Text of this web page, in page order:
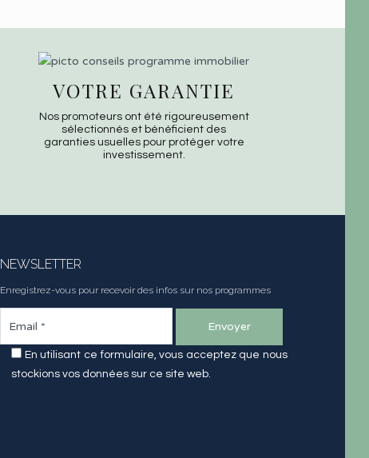
VOTRE GARANTIE
Nos promoteurs ont été rigoureusement
sélectionnés et bénéficient des
garanties usuelles pour protéger votre
investissement.
NEWSLETTER
Enregistrez-vous pour recevoir des infos sur nos programmes
En utilisant ce formulaire, vous acceptez que nous
stockions vos données sur ce site web.